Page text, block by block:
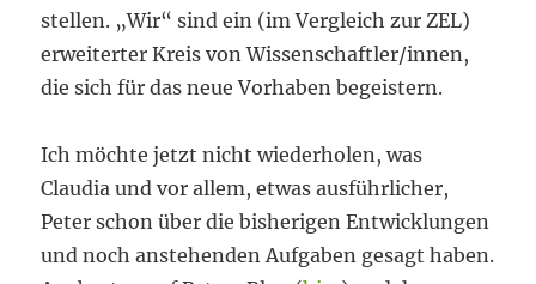
stellen. „Wir“ sind ein (im Vergleich zur ZEL)
erweiterter Kreis von Wissenschaftler/innen,
die sich für das neue Vorhaben begeistern.
Ich möchte jetzt nicht wiederholen, was
Claudia und vor allem, etwas ausführlicher,
Peter schon über die bisherigen Entwicklungen
und noch anstehenden Aufgaben gesagt haben.